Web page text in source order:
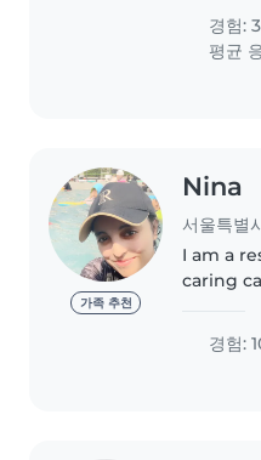
현재 등
사 자격
니다 :)
있으며
경험:
평균
가족 추천
Nina
서울특별
I am a
caring
ages,
경험: